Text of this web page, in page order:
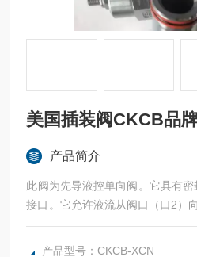
美国插装阀CKCB品
产品简介
此阀为先导液控单向阀。它具有
接口。它允许液流从阀口（口2）
截止其反向液流。美国插装阀
XCN
产品型号：CKCB-XCN